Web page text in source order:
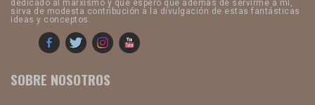
dedicado al marxismo y que espero que ademas de servirme a mi,
sirva de modesta contribución a la divulgación de estas fantásticas
ideas y conceptos.
SOBRE NOSOTROS